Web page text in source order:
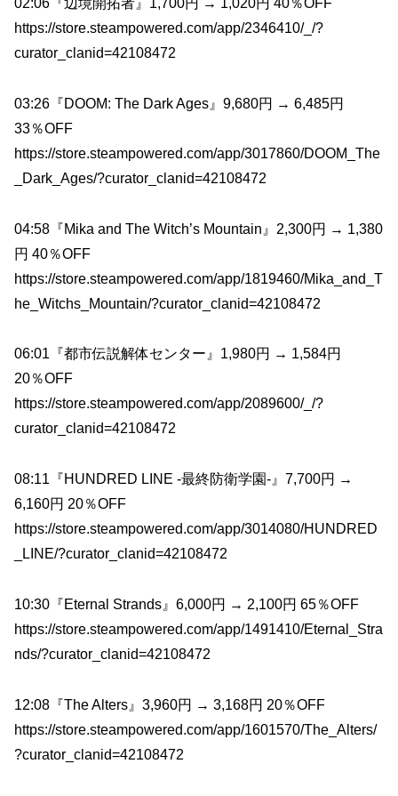
02:06『辺境開拓者』1,700円 → 1,020円 40％OFF
https://store.steampowered.com/app/2346410/_/?
curator_clanid=42108472
03:26『DOOM: The Dark Ages』9,680円 → 6,485円
33％OFF
https://store.steampowered.com/app/3017860/DOOM_The
_Dark_Ages/?curator_clanid=42108472
04:58『Mika and The Witch’s Mountain』2,300円 → 1,380
円 40％OFF
https://store.steampowered.com/app/1819460/Mika_and_T
he_Witchs_Mountain/?curator_clanid=42108472
06:01『都市伝説解体センター』1,980円 → 1,584円
20％OFF
https://store.steampowered.com/app/2089600/_/?
curator_clanid=42108472
08:11『HUNDRED LINE -最終防衛学園-』7,700円 →
6,160円 20％OFF
https://store.steampowered.com/app/3014080/HUNDRED
_LINE/?curator_clanid=42108472
10:30『Eternal Strands』6,000円 → 2,100円 65％OFF
https://store.steampowered.com/app/1491410/Eternal_Stra
nds/?curator_clanid=42108472
12:08『The Alters』3,960円 → 3,168円 20％OFF
https://store.steampowered.com/app/1601570/The_Alters/
?curator_clanid=42108472